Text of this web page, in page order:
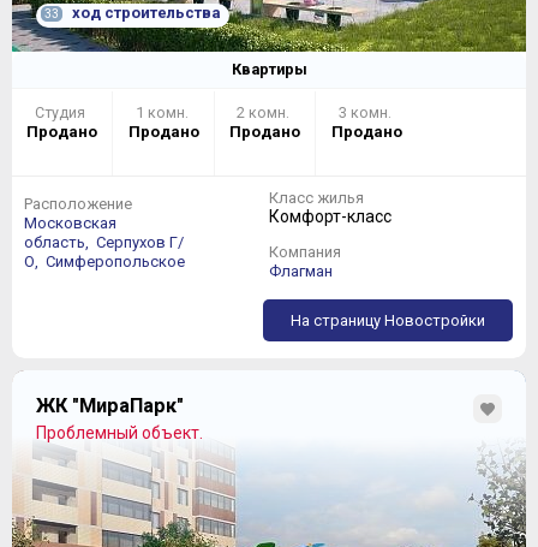
33 ход строительства
Квартиры
Студия
Продано
1 комн.
Продано
2 комн.
Продано
3 комн.
Продано
Расположение
Московская
область, Серпухов Г/
О, Симферопольское
Класс жилья
Комфорт-класс
Компания
Флагман
На страницу Новостройки
ЖК "МираПарк"
Проблемный объект.